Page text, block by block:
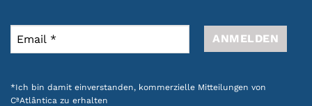
*Ich bin damit einverstanden, kommerzielle Mitteilungen von
CªAtlântica zu erhalten